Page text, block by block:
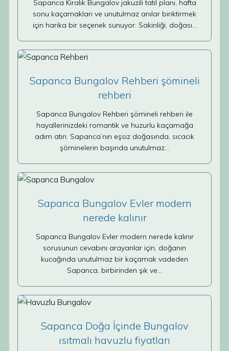
Sapanca Kiralık Bungalov jakuzili tatil planı, hafta
sonu kaçamakları ve unutulmaz anılar biriktirmek
için harika bir seçenek sunuyor. Sakinliği, doğası…
Sapanca Bungalov Rehberi şömineli
rehberi
Sapanca Bungalov Rehberi şömineli rehberi ile
hayallerinizdeki romantik ve huzurlu kaçamağa
adım atın. Sapanca’nın eşsiz doğasında, sıcacık
şöminelerin başında unutulmaz…
Sapanca Bungalov Evler modern
nerede kalınır
Sapanca Bungalov Evler modern nerede kalınır
sorusunun cevabını arayanlar için, doğanın
kucağında unutulmaz bir kaçamak vadeden
Sapanca, birbirinden şık ve…
Sapanca Doğa İçinde Bungalov
ısıtmalı havuzlu fiyatları